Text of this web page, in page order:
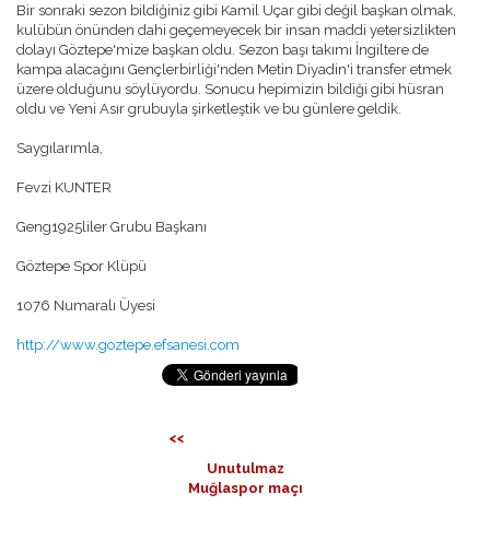
Bir sonraki sezon bildiğiniz gibi Kamil Uçar gibi değil başkan olmak,
kulübün önünden dahi geçemeyecek bir insan maddi yetersizlikten
dolayı Göztepe'mize başkan oldu. Sezon başı takımı İngiltere de
kampa alacağını Gençlerbirliği'nden Metin Diyadin'i transfer etmek
üzere olduğunu söylüyordu. Sonucu hepimizin bildiği gibi hüsran
oldu ve Yeni Asır grubuyla şirketleştik ve bu günlere geldik.
Saygılarımla,
Fevzi KUNTER
Geng1925liler Grubu Başkanı
Göztepe Spor Klüpü
1076 Numaralı Üyesi
http://www.goztepe.efsanesi.com
<<
Unutulmaz
Muğlaspor maçı